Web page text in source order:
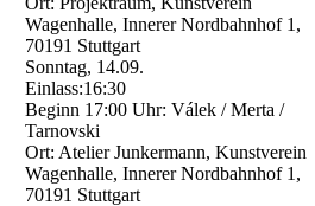
Wagenhalle, Innerer Nordbahnhof 1,
70191 Stuttgart
Sonntag, 14.09.
Einlass:16:30
Beginn 17:00 Uhr: Válek / Merta /
Tarnovski
Ort: Atelier Junkermann, Kunstverein
Wagenhalle, Innerer Nordbahnhof 1,
70191 Stuttgart